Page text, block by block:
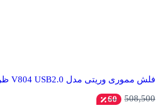
فلش مموری وریتی مدل V804 USB2.0 ظرفیت 64 گیگابایت
508,500
60